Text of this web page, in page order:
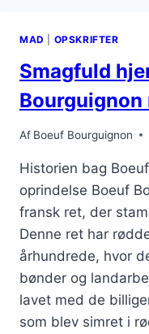
MAD OPSKRIFTER
Smagfuld
Bourguignon
Af Boeuf Bourguignon
Historien bag
oprindelse Boeuf
fransk ret, der
Denne ret har
århundrede, hvor
bønder og
lavet med de
som blev simret i